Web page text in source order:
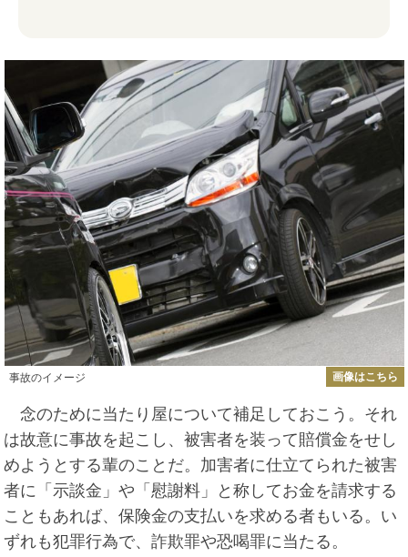
事故のイメージ 画像はこちら
念のために当たり屋について補足しておこう。それ
は故意に事故を起こし、被害者を装って賠償金をせし
めようとする輩のことだ。加害者に仕立てられた被害
者に「示談金」や「慰謝料」と称してお金を請求する
こともあれば、保険金の支払いを求める者もいる。い
ずれも犯罪行為で、詐欺罪や恐喝罪に当たる。